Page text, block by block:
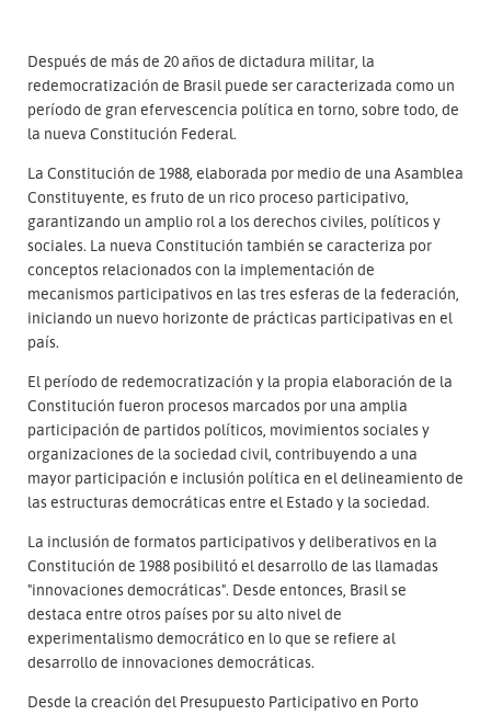
Después de más de 20 años de dictadura militar, la
redemocratización de Brasil puede ser caracterizada como un
período de gran efervescencia política en torno, sobre todo, de
la nueva Constitución Federal.
La Constitución de 1988, elaborada por medio de una Asamblea
Constituyente, es fruto de un rico proceso participativo,
garantizando un amplio rol a los derechos civiles, políticos y
sociales. La nueva Constitución también se caracteriza por
conceptos relacionados con la implementación de
mecanismos participativos en las tres esferas de la federación,
iniciando un nuevo horizonte de prácticas participativas en el
país.
El período de redemocratización y la propia elaboración de la
Constitución fueron procesos marcados por una amplia
participación de partidos políticos, movimientos sociales y
organizaciones de la sociedad civil, contribuyendo a una
mayor participación e inclusión política en el delineamiento de
las estructuras democráticas entre el Estado y la sociedad.
La inclusión de formatos participativos y deliberativos en la
Constitución de 1988 posibilitó el desarrollo de las llamadas
"innovaciones democráticas". Desde entonces, Brasil se
destaca entre otros países por su alto nivel de
experimentalismo democrático en lo que se refiere al
desarrollo de innovaciones democráticas.
Desde la creación del Presupuesto Participativo en Porto